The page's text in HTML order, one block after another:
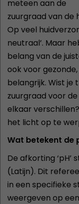
meteen aan de
zuurgraad van de
Op veel
neutraal’. Maar
belang van de
ook voor
belangrijk. Wist je
zuurgraad voor
elkaar
het licht op te
Wat betekent de
De afkorting ‘pH’
(Latijn). Dit
in een specifieke
weergeven op